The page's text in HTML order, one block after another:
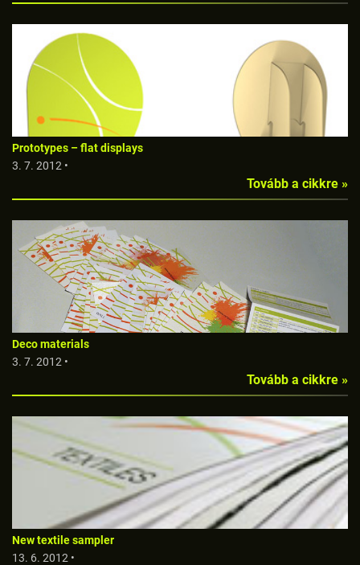
Prototypes – flat displays
3. 7. 2012 •
Tovább a cikkre »
Deco materials
3. 7. 2012 •
Tovább a cikkre »
New textile sampler
13. 6. 2012 •